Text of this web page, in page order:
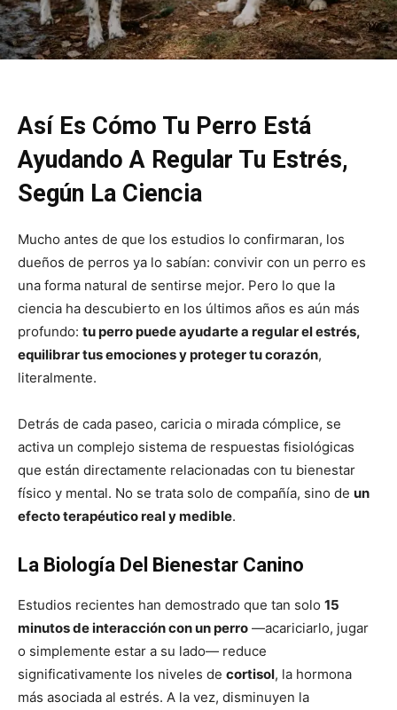
Así Es Cómo Tu Perro Está
Ayudando A Regular Tu Estrés,
Según La Ciencia
Mucho antes de que los estudios lo confirmaran, los
dueños de perros ya lo sabían: convivir con un perro es
una forma natural de sentirse mejor. Pero lo que la
ciencia ha descubierto en los últimos años es aún más
profundo: tu perro puede ayudarte a regular el estrés,
equilibrar tus emociones y proteger tu corazón,
literalmente.
Detrás de cada paseo, caricia o mirada cómplice, se
activa un complejo sistema de respuestas fisiológicas
que están directamente relacionadas con tu bienestar
físico y mental. No se trata solo de compañía, sino de un
efecto terapéutico real y medible.
La Biología Del Bienestar Canino
Estudios recientes han demostrado que tan solo 15
minutos de interacción con un perro —acariciarlo, jugar
o simplemente estar a su lado— reduce
significativamente los niveles de cortisol, la hormona
más asociada al estrés. A la vez, disminuyen la